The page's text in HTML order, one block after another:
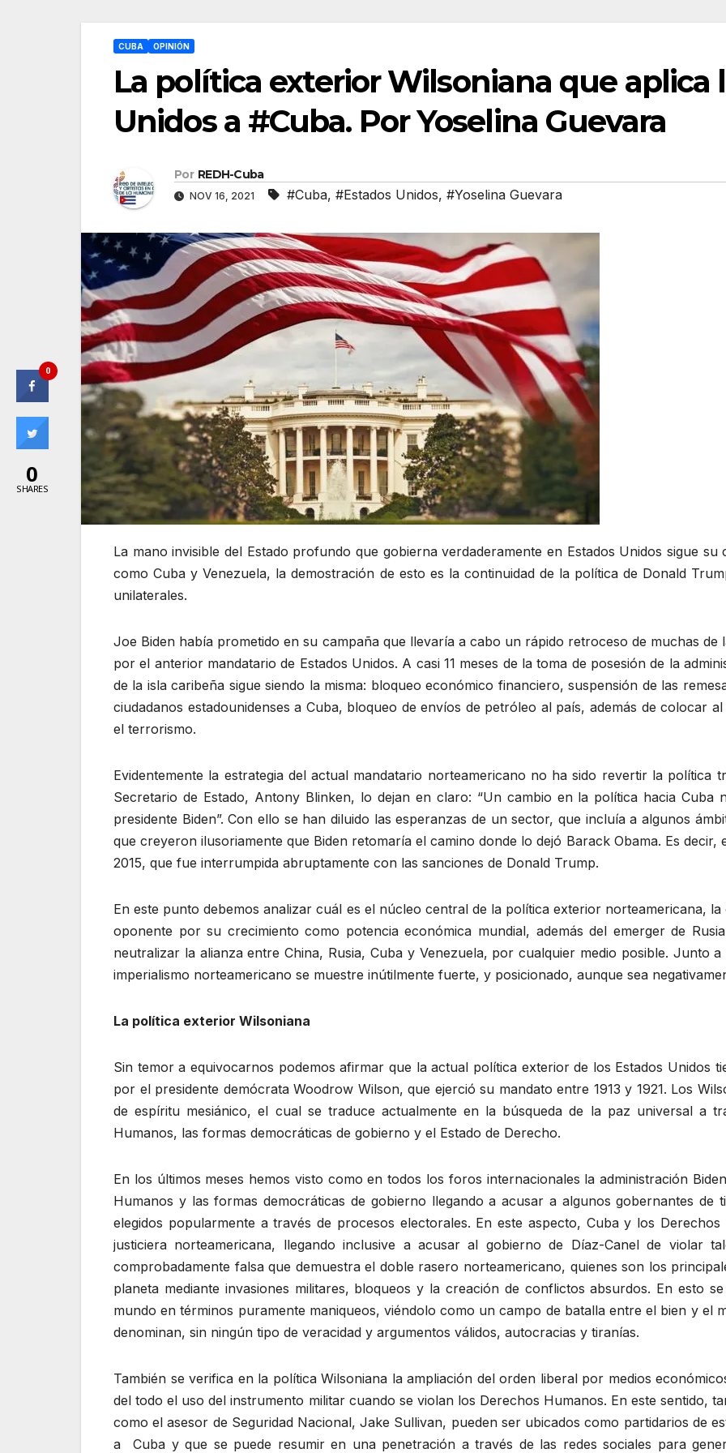
CUBA OPINIÓN
La política exterior Wilsoniana que aplica
Unidos a #Cuba. Por Yoselina Guevara
Por REDH-Cuba
NOV 16, 2021 #Cuba, #Estados Unidos, #Yoselina Guevara
La mano invisible del Estado profundo que gobierna verdaderamente en Estados Unidos sigue
como Cuba y Venezuela, la demostración de esto es la continuidad de la política de Donald
unilaterales.
Joe Biden había prometido en su campaña que llevaría a cabo un rápido retroceso de muchas de
por el anterior mandatario de Estados Unidos. A casi 11 meses de la toma de posesión de la
de la isla caribeña sigue siendo la misma: bloqueo económico financiero, suspensión de las
ciudadanos estadounidenses a Cuba, bloqueo de envíos de petróleo al país, además de colocar
el terrorismo.
Evidentemente la estrategia del actual mandatario norteamericano no ha sido revertir la política
Secretario de Estado, Antony Blinken, lo dejan en claro: “Un cambio en la política hacia Cuba
presidente Biden”. Con ello se han diluido las esperanzas de un sector, que incluía a algunos
que creyeron ilusoriamente que Biden retomaría el camino donde lo dejó Barack Obama. Es
2015, que fue interrumpida abruptamente con las sanciones de Donald Trump.
En este punto debemos analizar cuál es el núcleo central de la política exterior norteamericana,
oponente por su crecimiento como potencia económica mundial, además del emerger de
neutralizar la alianza entre China, Rusia, Cuba y Venezuela, por cualquier medio posible. Junto
imperialismo norteamericano se muestre inútilmente fuerte, y posicionado, aunque sea
La política exterior Wilsoniana
Sin temor a equivocarnos podemos afirmar que la actual política exterior de los Estados Unidos
por el presidente demócrata Woodrow Wilson, que ejerció su mandato entre 1913 y 1921. Los
de espíritu mesiánico, el cual se traduce actualmente en la búsqueda de la paz universal a
Humanos, las formas democráticas de gobierno y el Estado de Derecho.
En los últimos meses hemos visto como en todos los foros internacionales la administración
Humanos y las formas democráticas de gobierno llegando a acusar a algunos gobernantes de
elegidos popularmente a través de procesos electorales. En este aspecto, Cuba y los
justiciera norteamericana, llegando inclusive a acusar al gobierno de Díaz-Canel de violar
comprobadamente falsa que demuestra el doble rasero norteamericano, quienes son los
planeta mediante invasiones militares, bloqueos y la creación de conflictos absurdos. En esto
mundo en términos puramente maniqueos, viéndolo como un campo de batalla entre el bien y el
denominan, sin ningún tipo de veracidad y argumentos válidos, autocracias y tiranías.
También se verifica en la política Wilsoniana la ampliación del orden liberal por medios
del todo el uso del instrumento militar cuando se violan los Derechos Humanos. En este sentido,
como el asesor de Seguridad Nacional, Jake Sullivan, pueden ser ubicados como partidarios de
a Cuba y que se puede resumir en una penetración a través de las redes sociales para
0
0
SHARES